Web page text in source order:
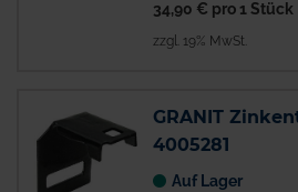
34,90 € pro 1 Stück
zzgl. 19% MwSt.
GRANIT
4005281
Auf Lager